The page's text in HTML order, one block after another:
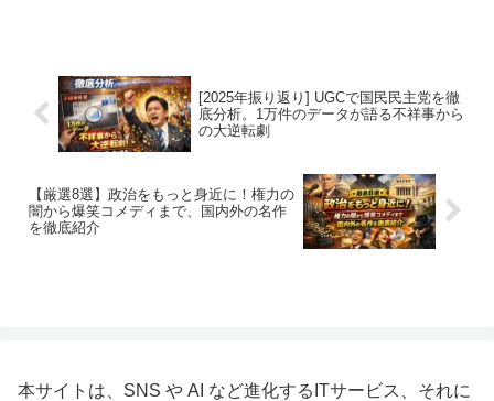
[2025年振り返り] UGCで国民民主党を徹
底分析。1万件のデータが語る不祥事から
の大逆転劇
【厳選8選】政治をもっと身近に！権力の
闇から爆笑コメディまで、国内外の名作
を徹底紹介
本サイトは、SNS や AI など進化するITサービス、それに